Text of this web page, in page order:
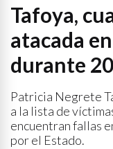
Tafoya,
atacada
durante
Patricia Negrete
a la lista de
encuentran fallas
por el Estado.